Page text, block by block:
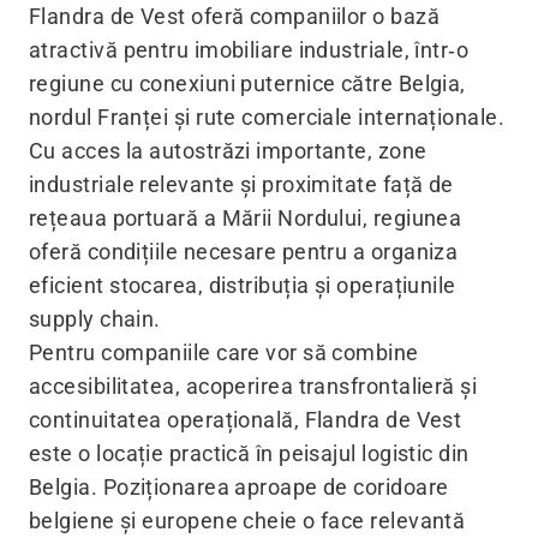
Flandra de Vest oferă companiilor o bază
atractivă pentru imobiliare industriale, într‑o
regiune cu conexiuni puternice către Belgia,
nordul Franței și rute comerciale internaționale.
Cu acces la autostrăzi importante, zone
industriale relevante și proximitate față de
rețeaua portuară a Mării Nordului, regiunea
oferă condițiile necesare pentru a organiza
eficient stocarea, distribuția și operațiunile
supply chain.
Pentru companiile care vor să combine
accesibilitatea, acoperirea transfrontalieră și
continuitatea operațională, Flandra de Vest
este o locație practică în peisajul logistic din
Belgia. Poziționarea aproape de coridoare
belgiene și europene cheie o face relevantă